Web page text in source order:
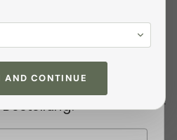
Schritte, wenn
aufgegeben
zu unserem
und profitiere von
sowie wertvollen
Dankeschön
3% Rabattauf deine
AND CONTINUE